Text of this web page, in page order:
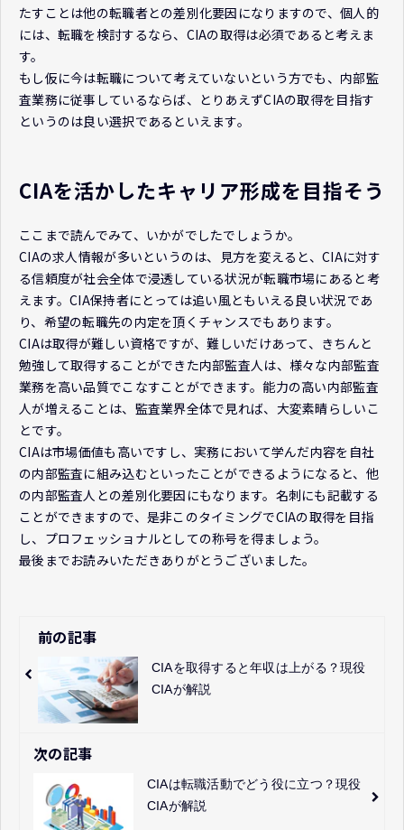
たすことは他の転職者との差別化要因になりますので、個人的
には、転職を検討するなら、CIAの取得は必須であると考えま
す。
もし仮に今は転職について考えていないという方でも、内部監
査業務に従事しているならば、とりあえずCIAの取得を目指す
というのは良い選択であるといえます。
CIAを活かしたキャリア形成を目指そう
ここまで読んでみて、いかがでしたでしょうか。
CIAの求人情報が多いというのは、見方を変えると、CIAに対す
る信頼度が社会全体で浸透している状況が転職市場にあると考
えます。CIA保持者にとっては追い風ともいえる良い状況であ
り、希望の転職先の内定を頂くチャンスでもあります。
CIAは取得が難しい資格ですが、難しいだけあって、きちんと
勉強して取得することができた内部監査人は、様々な内部監査
業務を高い品質でこなすことができます。能力の高い内部監査
人が増えることは、監査業界全体で見れば、大変素晴らしいこ
とです。
CIAは市場価値も高いですし、実務において学んだ内容を自社
の内部監査に組み込むといったことができるようになると、他
の内部監査人との差別化要因にもなります。名刺にも記載する
ことができますので、是非このタイミングでCIAの取得を目指
し、プロフェッショナルとしての称号を得ましょう。
最後までお読みいただきありがとうございました。
前の記事
CIAを取得すると年収は上がる？現役
CIAが解説
次の記事
CIAは転職活動でどう役に立つ？現役
CIAが解説